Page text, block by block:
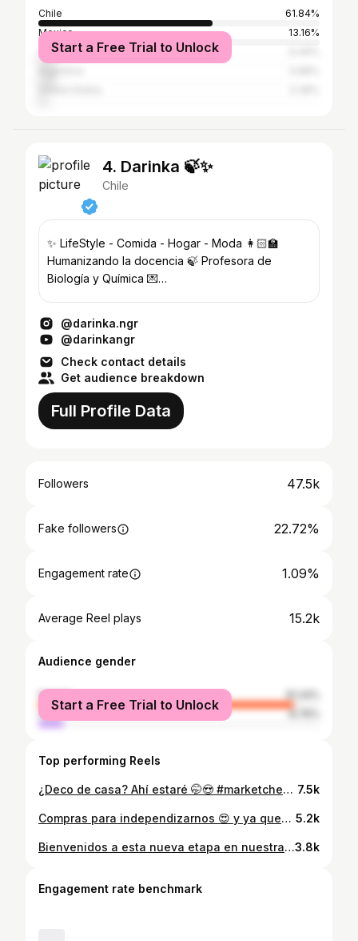
Chile
61.84%
Mexico
13.16%
Colombia
Start a Free Trial to Unlock
4. Darinka 🍃✨
Chile
✨️ LifeStyle - Comida - Hogar - Moda 👩🏻‍🏫
Humanizando la docencia 🍃 Profesora de
Biología y Química 💌
@darinka.ngr
@darinkangr
Check contact details
Get audience breakdown
Full Profile Data
Followers 47.5k
Fake followers 22.72%
Engagement rate 1.09%
Average Reel plays 15.2k
Audience gender
female
91.24%
male
8.76%
Start a Free Trial to Unlock
Top performing Reels
¿Deco de casa? Ahí estaré 🤭😍 #marketches #decoración #deco #hogar 7.5k
Compras para independizarnos 😍 y ya queda poquito ☺️🫶🏼 Todo lo compramos en @tiendas_abc 🙌🏼 NO ES PUBLICIDAD, OJALÁ LO FUERA ajja #pareja #independizarse #compras #casa #electrodomésticos 5.2k
Bienvenidos a esta nueva etapa en nuestras vidas 🏡☺️ #hogar #casa #pareja #independizacion3.8k
Engagement rate benchmark